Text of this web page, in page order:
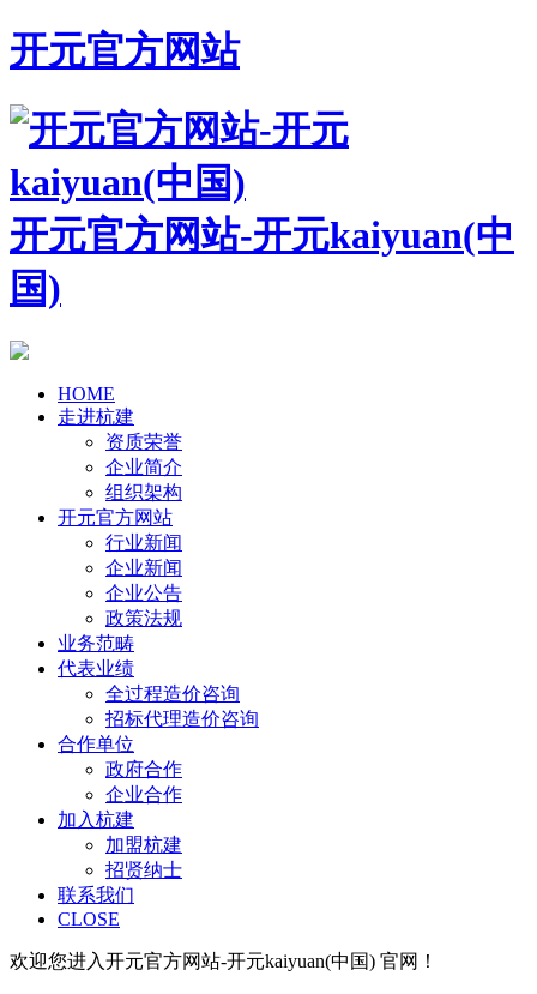
开元官方网站
开元官方网站-开元kaiyuan(中
国)
HOME
走进杭建
资质荣誉
企业简介
组织架构
开元官方网站
行业新闻
企业新闻
企业公告
政策法规
业务范畴
代表业绩
全过程造价咨询
招标代理造价咨询
合作单位
政府合作
企业合作
加入杭建
加盟杭建
招贤纳士
联系我们
CLOSE
欢迎您进入开元官方网站-开元kaiyuan(中国) 官网！